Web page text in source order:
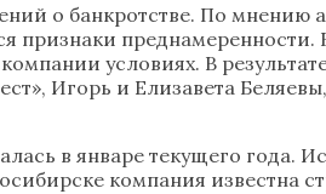
о банкротстве. По
условиях. В
Игорь и Елизавета
в январе текущего года.
компания известна